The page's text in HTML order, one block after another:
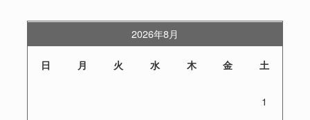
2026年8月
日 月 火 水 木 金 土
1